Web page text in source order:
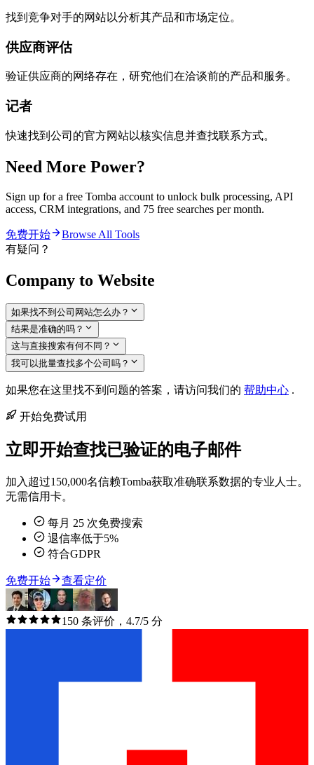
找到竞争对手的网站以分析其产品和市场定位。
供应商评估
验证供应商的网络存在，研究他们在洽谈前的产品和服务。
记者
快速找到公司的官方网站以核实信息并查找联系方式。
Need More Power?
Sign up for a free Tomba account to unlock bulk processing, API
access, CRM integrations, and 75 free searches per month.
免费开始
Browse All Tools
有疑问？
Company to Website
如果找不到公司网站怎么办？
结果是准确的吗？
这与直接搜索有何不同？
我可以批量查找多个公司吗？
如果您在这里找不到问题的答案，请访问我们的 帮助中心 .
开始免费试用
立即开始查找已验证的电子邮件
加入超过150,000名信赖Tomba获取准确联系数据的专业人士。
无需信用卡。
每月 25 次免费搜索
退信率低于5%
符合GDPR
免费开始 查看定价
150 条评价，4.7/5 分